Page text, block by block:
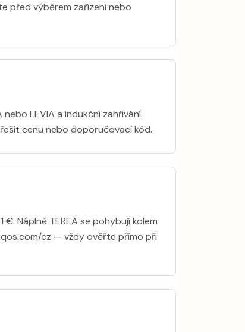
před výběrem zařízení nebo
nebo LEVIA a indukční zahřívání.
cenu nebo doporučovací kód.
Náplně TEREA se pohybují kolem
cz — vždy ověřte přímo při